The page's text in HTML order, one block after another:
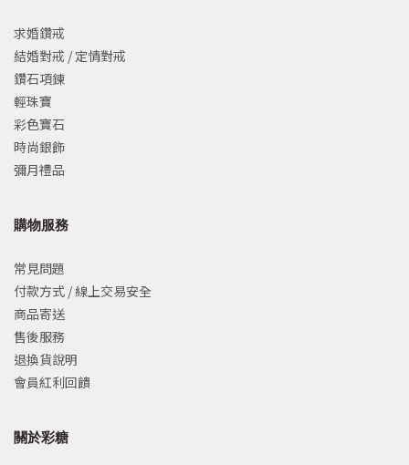
求婚鑽戒
結婚對戒 / 定情對戒
鑽石項鍊
輕珠寶
彩色寶石
時尚銀飾
彌月禮品
購物服務
常見問題
付款方式 / 線上交易安全
商品寄送
售後服務
退換貨說明
會員紅利回饋
關於彩糖